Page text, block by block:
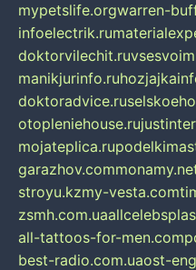
mypetslife.orgwarren-
infoelectrik.ru
doktorvilechit.ru
manikjurinfo.ru
doktoradvice.ru
otopleniehouse.ru
mojateplica.ru
garazhov.com
stroyu.kzmy-vesta.com
zsmh.com.ua
all-tattoos-for-men.com
best-radio.com.uaost-